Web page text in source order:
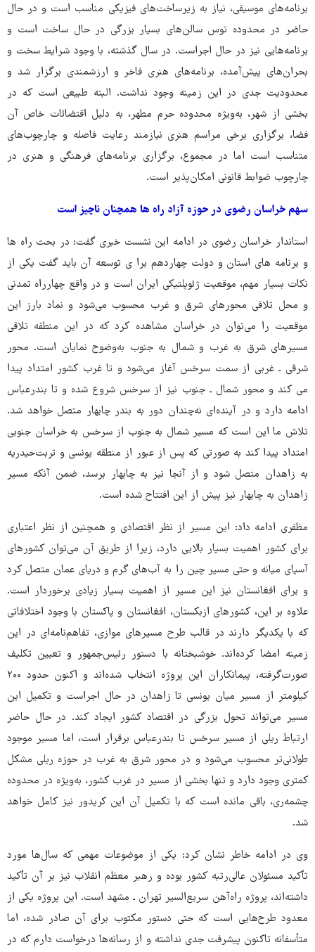
برنامه‌های موسیقی، نیاز به زیرساخت‌های فیزیکی مناسب است و در حال
حاضر در محدوده توس سالن‌های بسیار بزرگی در حال ساخت است و
برنامه‌هایی نیز در حال اجراست. در سال گذشته، با وجود شرایط سخت و
بحران‌های پیش‌آمده، برنامه‌های هنری فاخر و ارزشمندی برگزار شد و
محدودیت جدی در این زمینه وجود نداشت. البته طبیعی است که در
بخشی از شهر، به‌ویژه محدوده حرم مطهر، به دلیل اقتضائات خاص آن
فضا، برگزاری برخی مراسم هنری نیازمند رعایت فاصله و چارچوب‌های
متناسب است اما در مجموع، برگزاری برنامه‌های فرهنگی و هنری در
چارچوب ضوابط قانونی امکان‌پذیر است.
سهم خراسان رضوی در حوزه آزاد راه ها همچنان ناچیز است
استاندار خراسان رضوی در ادامه این نشست خبری گفت: در بحث راه ها
و برنامه های استان و دولت چهاردهم برا ی توسعه آن باید گفت یکی از
نکات بسیار مهم، موقعیت ژئوپلتیکی ایران است و در واقع چهارراه تمدنی
و محل تلاقی محورهای شرق و غرب محسوب می‌شود و نماد بارز این
موقعیت را می‌توان در خراسان مشاهده کرد که در این منطقه تلاقی
مسیرهای شرق به غرب و شمال به جنوب به‌وضوح نمایان است. محور
شرقی ـ غربی از سمت سرخس آغاز می‌شود و تا غرب کشور امتداد پیدا
می کند و محور شمال ـ جنوب نیز از سرخس شروع شده و تا بندرعباس
ادامه دارد و در آینده‌ای نه‌چندان دور به بندر چابهار متصل خواهد شد.
تلاش ما این است که مسیر شمال به جنوب از سرخس به خراسان جنوبی
امتداد پیدا کند به صورتی که پس از عبور از منطقه یونسی و تربت‌حیدریه
به زاهدان متصل شود و از آنجا نیز به چابهار برسد، ضمن آنکه مسیر
زاهدان به چابهار نیز پیش از این افتتاح شده است.
مظفری ادامه داد: این مسیر از نظر اقتصادی و همچنین از نظر اعتباری
برای کشور اهمیت بسیار بالایی دارد، زیرا از طریق آن می‌توان کشورهای
آسیای میانه و حتی مسیر چین را به آب‌های گرم و دریای عمان متصل کرد
و برای افغانستان نیز این مسیر از اهمیت بسیار زیادی برخوردار است.
علاوه بر این، کشورهای ازبکستان، افغانستان و پاکستان با وجود اختلافاتی
که با یکدیگر دارند در قالب طرح مسیرهای موازی، تفاهم‌نامه‌ای در این
زمینه امضا کرده‌اند. خوشبختانه با دستور رئیس‌جمهور و تعیین تکلیف
صورت‌گرفته، پیمانکاران این پروژه انتخاب شده‌اند و اکنون حدود ۲۰۰
کیلومتر از مسیر میان یونسی تا زاهدان در حال اجراست و تکمیل این
مسیر می‌تواند تحول بزرگی در اقتصاد کشور ایجاد کند. در حال حاضر
ارتباط ریلی از مسیر سرخس تا بندرعباس برقرار است، اما مسیر موجود
طولانی‌تر محسوب می‌شود و در محور شرق به غرب در حوزه ریلی مشکل
کمتری وجود دارد و تنها بخشی از مسیر در غرب کشور، به‌ویژه در محدوده
چشمه‌ری، باقی مانده است که با تکمیل آن این کریدور نیز کامل خواهد
شد.
وی در ادامه خاطر نشان کرد: یکی از موضوعات مهمی که سال‌ها مورد
تأکید مسئولان عالی‌رتبه کشور بوده و رهبر معظم انقلاب نیز بر آن تأکید
داشته‌اند، پروژه راه‌آهن سریع‌السیر تهران ـ مشهد است. این پروژه یکی از
معدود طرح‌هایی است که حتی دستور مکتوب برای آن صادر شده، اما
متأسفانه تاکنون پیشرفت جدی نداشته و از رسانه‌ها درخواست دارم که در